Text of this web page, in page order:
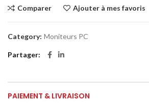
Comparer Ajouter à mes favoris
Category: Moniteurs PC
Partager
PAIEMENT & LIVRAISON